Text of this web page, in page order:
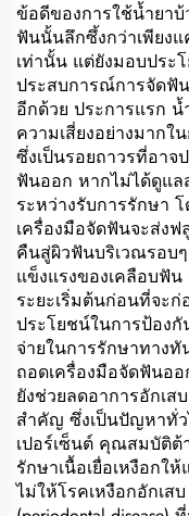
ข้อดีของการใช้น้ำยา
ฟันนั้นลึกซึ้งกว่าเพียง
เท่านั้น แต่ยังมอบประ
ประสบการณ์การจัดฟั
อีกด้วย ประการแรก
ความเสี่ยงอย่างมากใ
ซึ่งเป็นรอยถาวรที่อา
ฟันออก หากไม่ได้ดูแล
ระหว่างรับการรักษา
เครื่องมือจัดฟันจะส่งฟ
คืนสู่ผิวฟันบริเวณรอบ
แข็งแรงของเคลือบฟั
ระยะเริ่มต้นก่อนที่จะก่
ประโยชน์ในการป้อง
จ่ายในการรักษาทาง
ถอดเครื่องมือจัดฟันอ
ยังช่วยลดอาการอักเส
สำคัญ ซึ่งเป็นปัญหาทั่
เปอร์เซ็นต์ คุณสมบัติต้
รักษาเนื้อเยื่อเหงือกใ
ไม่ให้โรคเหงือกอักเส